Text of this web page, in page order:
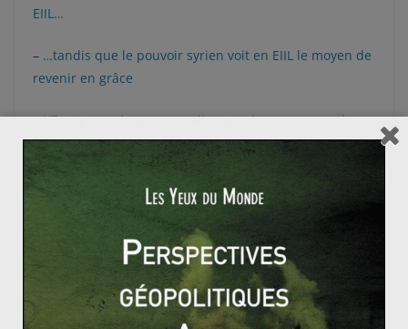
EIIL…
– …tandis que le pouvoir syrien voit en EIIL le moyen de
revenir en grâce
–L’Europe envisage pourrait superviser un cessez le
feu à Gaza
International
–La planète est entrée en période de dette écologique
– Les crises humanitaires ont atteint un niveau record